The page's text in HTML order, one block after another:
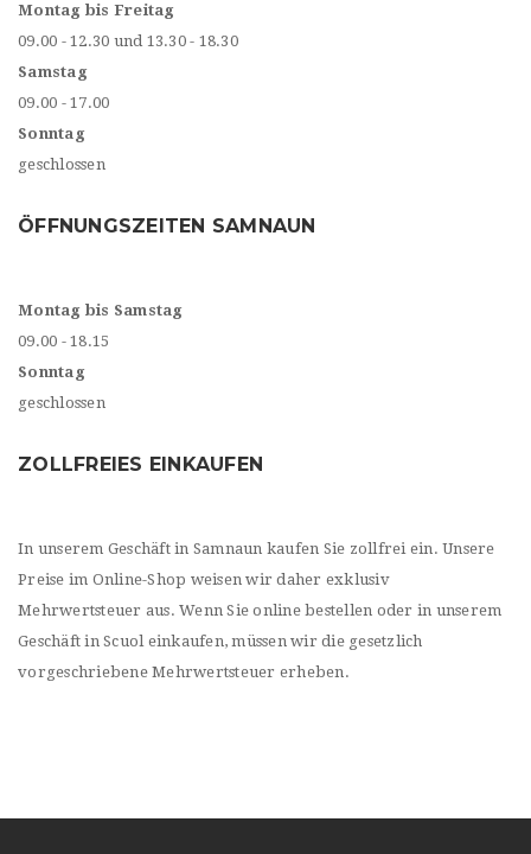
Montag bis Freitag
09.00 - 12.30 und 13.30 - 18.30
Samstag
09.00 - 17.00
Sonntag
geschlossen
ÖFFNUNGSZEITEN SAMNAUN
Montag bis Samstag
09.00 - 18.15
Sonntag
geschlossen
ZOLLFREIES EINKAUFEN
In unserem Geschäft in Samnaun kaufen Sie zollfrei ein. Unsere
Preise im Online-Shop weisen wir daher exklusiv
Mehrwertsteuer aus. Wenn Sie online bestellen oder in unserem
Geschäft in Scuol einkaufen, müssen wir die gesetzlich
vorgeschriebene Mehrwertsteuer erheben.